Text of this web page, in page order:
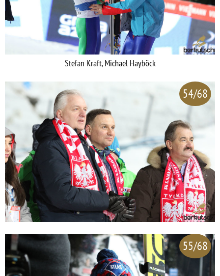
Stefan Kraft, Michael Hayböck
54/68
55/68